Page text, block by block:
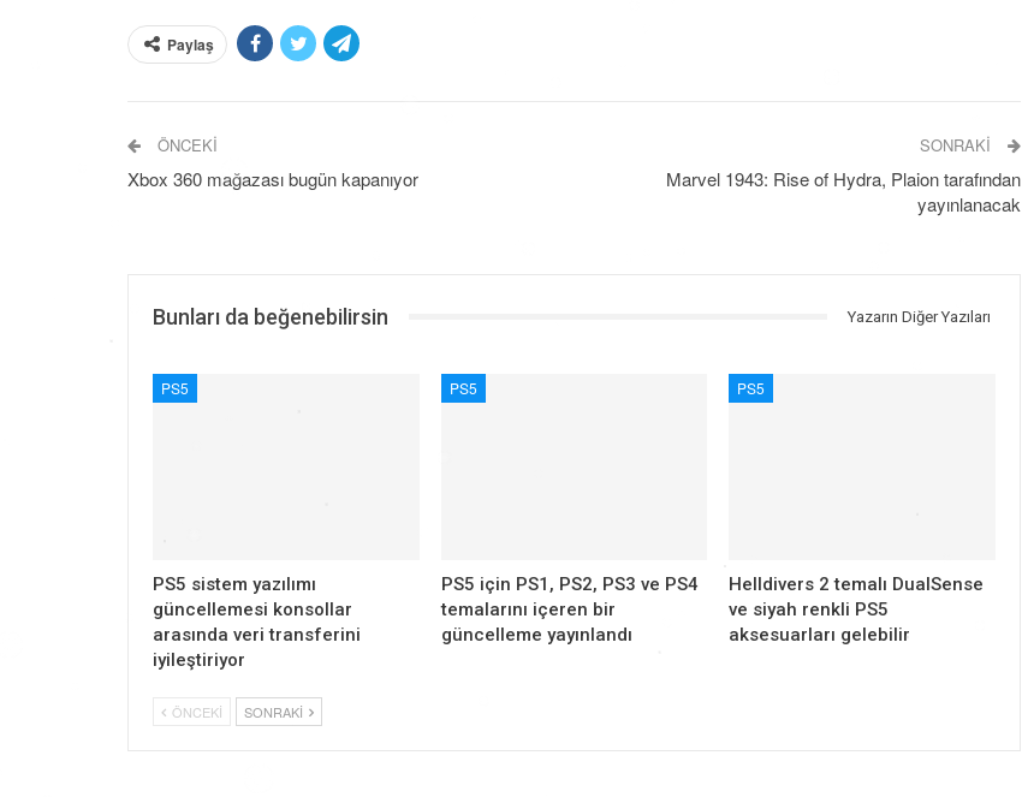
Paylaş
ÖNCEKI
Xbox 360 mağazası bugün kapanıyor
SONRAKI
Marvel 1943: Rise of Hydra, Plaion tarafından
yayınlanacak
Bunları da beğenebilirsin Yazarın Diğer Yazıları
PS5
PS5 sistem yazılımı
güncellemesi konsollar
arasında veri transferini
iyileştiriyor
PS5
PS5 için PS1, PS2, PS3 ve PS4
temalarını içeren bir
güncelleme yayınlandı
PS5
Helldivers 2 temalı DualSense
ve siyah renkli PS5
aksesuarları gelebilir
ÖNCEKI SONRAKI